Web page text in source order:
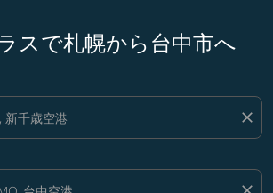
スで札幌から台中市へ
close